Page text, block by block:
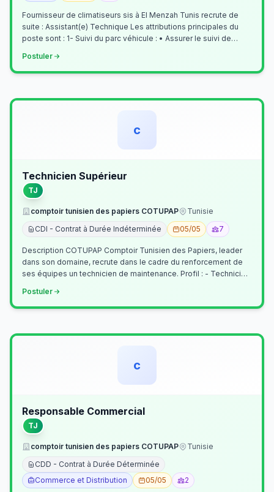
Fournisseur de climatiseurs sis à El Menzah Tunis recrute de
suite : Assistant(e) Technique Les attributions principales du
poste sont : 1- Suivi du parc véhicule : • Assurer le suivi de
Postuler
c
Technicien Supérieur
TJ
comptoir tunisien des papiers COTUPAP
Tunisie
CDI - Contrat à Durée Indéterminée
05/05 7
Description COTUPAP Comptoir Tunisien des Papiers, leader
dans son domaine, recrute dans le cadre du renforcement de
ses équipes un technicien de maintenance. Profil : - Technicien
Postuler
c
Responsable Commercial
TJ
comptoir tunisien des papiers COTUPAP
Tunisie
CDD - Contrat à Durée Déterminée
Commerce et Distribution
05/05 2